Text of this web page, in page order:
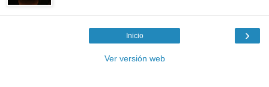
›
Inicio
Ver versión web